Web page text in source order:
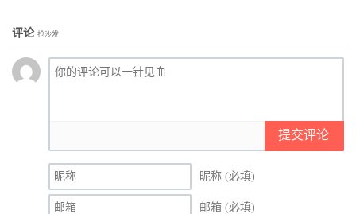
评论 抢沙发
提交评论
昵称 (必填)
邮箱 (必填)